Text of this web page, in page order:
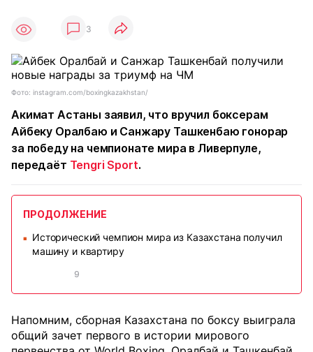
3
Фото: instagram.com/boxingkazakhstan/
Акимат Астаны заявил, что вручил боксерам
Айбеку Оралбаю и Санжару Ташкенбаю гонорар
за победу на чемпионате мира в Ливерпуле,
передаёт Tengri Sport.
ПРОДОЛЖЕНИЕ
■
Исторический чемпион мира из Казахстана получил
машину и квартиру
9
Напомним, сборная Казахстана по боксу выиграла
общий зачет первого в истории мирового